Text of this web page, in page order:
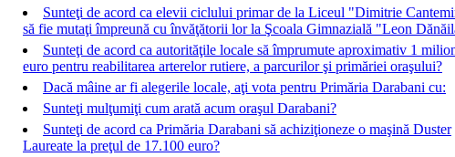
Sunteţi de acord ca elevii ciclului primar de la Liceul "Dimitrie
să fie mutaţi împreună cu învăţătorii lor la Şcoala Gimnazială "Leon
Sunteţi de acord ca autorităţile locale să împrumute aproximativ 1
euro pentru reabilitarea arterelor rutiere, a parcurilor şi primăriei oraşului?
Dacă mâine ar fi alegerile locale, aţi vota pentru Primăria Darabani cu:
Sunteţi mulţumiţi cum arată acum oraşul Darabani?
Sunteţi de acord ca Primăria Darabani să achiziţioneze o maşină Duster
Laureate la preţul de 17.100 euro?